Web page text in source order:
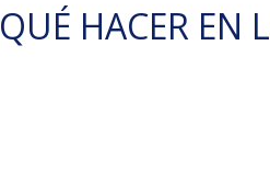
QUÉ HACER EN